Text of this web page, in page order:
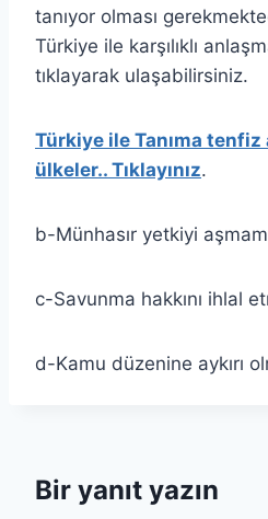
tanıyor olması
Türkiye ile karşılıklı
tıklayarak ulaşabilirsiniz.
Türkiye ile Tanıma tenfiz
ülkeler.. Tıklayınız.
b-Münhasır yetkiyi
c-Savunma hakkını ihlal
d-Kamu düzenine aykırı
Bir yanıt yazın